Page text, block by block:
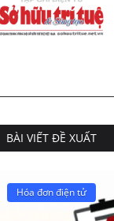
BÀI VIẾT ĐỀ XUẤT
Hóa đơn điện tử